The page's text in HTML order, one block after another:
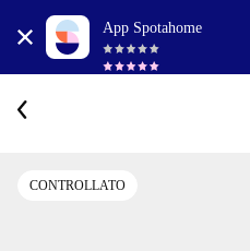
App Spotahome
CONTROLLATO